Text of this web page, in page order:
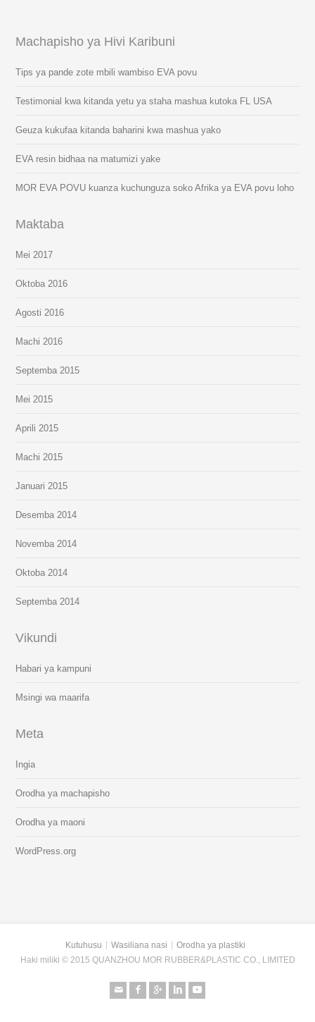
Machapisho ya Hivi Karibuni
Tips ya pande zote mbili wambiso EVA povu
Testimonial kwa kitanda yetu ya staha mashua kutoka FL USA
Geuza kukufaa kitanda baharini kwa mashua yako
EVA resin bidhaa na matumizi yake
MOR EVA POVU kuanza kuchunguza soko Afrika ya EVA povu loho
Maktaba
Mei 2017
Oktoba 2016
Agosti 2016
Machi 2016
Septemba 2015
Mei 2015
Aprili 2015
Machi 2015
Januari 2015
Desemba 2014
Novemba 2014
Oktoba 2014
Septemba 2014
Vikundi
Habari ya kampuni
Msingi wa maarifa
Meta
Ingia
Orodha ya machapisho
Orodha ya maoni
WordPress.org
Kutuhusu Wasiliana nasi
Orodha ya plastiki
Haki miliki © 2015 QUANZHOU MOR RUBBER&PLASTIC CO., LIMITED